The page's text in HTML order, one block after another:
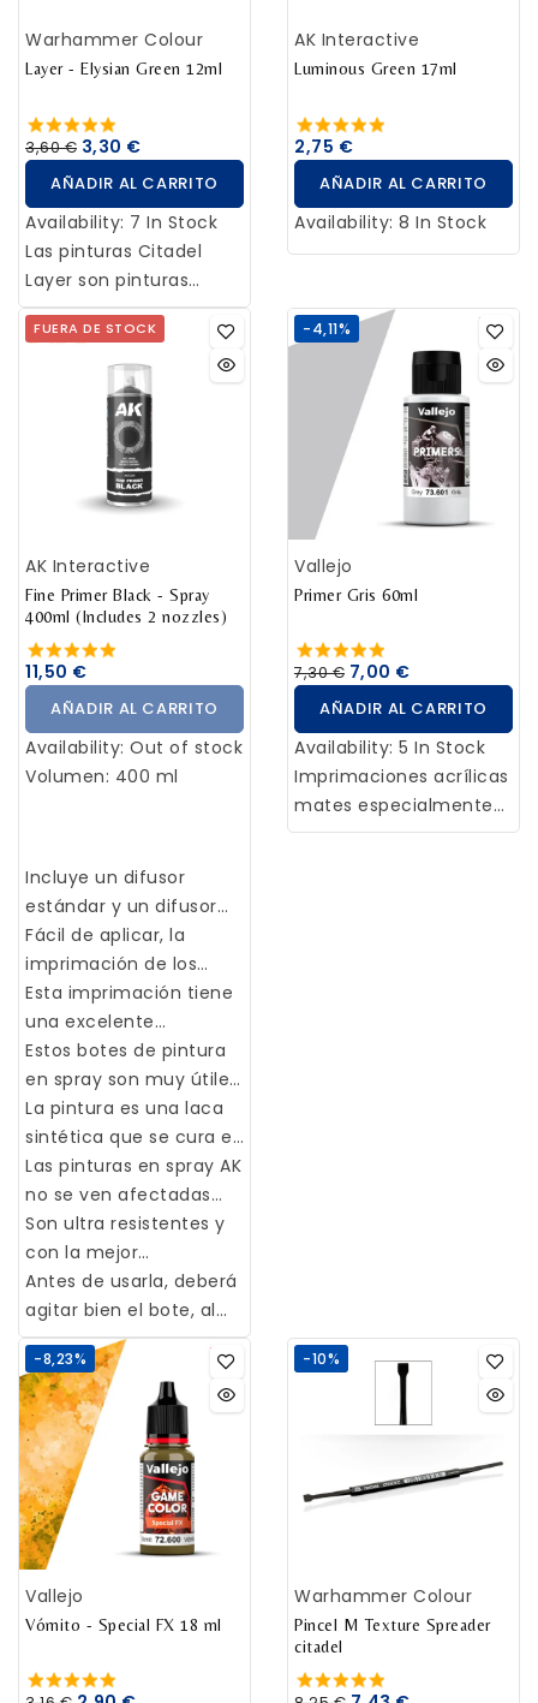
permanencia.
extraordinaria
resistencia.
Warhammer Colour
Layer - Elysian Green 12ml
3,60 € 3,30 €
AÑADIR AL CARRITO
Availability: 7 In Stock
Las pinturas Citadel
Layer son pinturas
acrílicas de alta calidad
que te ofrecen una
amplia gama de colores
y tonos entre los que
elegir a la hora de
pintar tus miniaturas.
Están diseñadas para
usarse directamente
Citadel Base (y sobre
otras pinturas Layer) sin
necesidad de mezclar.
Al usar varias layer
puedes crear un
acabado rico y natural
en tus miniaturas que
tendrán un aspecto
AK Interactive
Luminous Green 17ml
2,75 €
AÑADIR AL CARRITO
Availability: 8 In Stock
FUERA DE STOCK
AK Interactive
Fine Primer Black - Spray
400ml (Includes 2 nozzles)
11,50 €
AÑADIR AL CARRITO
Availability: Out of stock
Volumen: 400 ml
Incluye un difusor
estándar y un difusor
fino.
Fácil de aplicar, la
imprimación de los
modelos y figuras será
más sencilla y eficaz.
Esta imprimación tiene
una excelente
cobertura y agarre. Se
recomienda su uso
antes de pintar.
Funciona en plástico,
resina y metal.
Estos botes de pintura
en spray son muy útiles
para pintar superficies
grandes o pequeñas.
La pintura es una laca
sintética que se cura en
poco tiempo gracias a
sus disolventes de
rápida evaporación.
Las pinturas en spray AK
no se ven afectadas
por las pinturas
acrílicas, los esmaltes o
el weathering extremo.
Son ultra resistentes y
con la mejor
adherencia.
Antes de usarla, deberá
agitar bien el bote, al
menos un minuto para
conseguir una buena
mezcla.
-4,11%
Vallejo
Primer Gris 60ml
7,30 € 7,00 €
AÑADIR AL CARRITO
Availability: 5 In Stock
Imprimaciones acrílicas
mates especialmente
formuladas para
-8,23%
Vallejo
Vómito - Special FX 18 ml
-10%
Warhammer Colour
Pincel M Texture Spreader
citadel